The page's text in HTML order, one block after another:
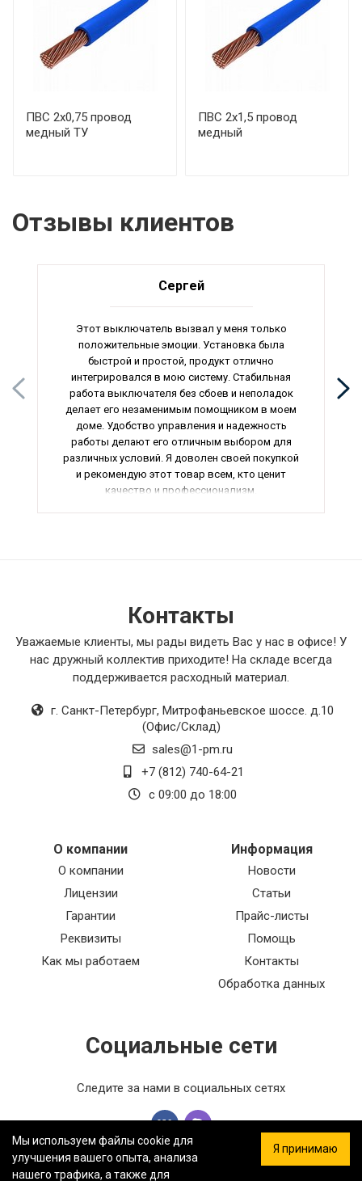
ПВС 2х0,75 провод
медный ТУ
ПВС 2х1,5 провод
медный
Отзывы клиентов
Сергей
Этот выключатель вызвал у меня только
положительные эмоции. Установка была
быстрой и простой, продукт отлично
интегрировался в мою систему. Стабильная
работа выключателя без сбоев и неполадок
делает его незаменимым помощником в моем
доме. Удобство управления и надежность
работы делают его отличным выбором для
различных условий. Я доволен своей покупкой
и рекомендую этот товар всем, кто ценит
качество и профессионализм.
Контакты
Уважаемые клиенты, мы рады видеть Вас у нас в офисе! У
нас дружный коллектив приходите! На складе всегда
поддерживается расходный материал.
г. Санкт-Петербург, Митрофаньевское шоссе. д.10
(Офис/Склад)
sales@1-pm.ru
+7 (812) 740-64-21
с 09:00 до 18:00
О компании
О компании
Лицензии
Гарантии
Реквизиты
Как мы работаем
Информация
Новости
Статьи
Прайс-листы
Помощь
Контакты
Обработка данных
Социальные сети
Следите за нами в социальных сетях
Мы используем файлы cookie для
улучшения вашего опыта, анализа
нашего трафика, а также для
Я принимаю